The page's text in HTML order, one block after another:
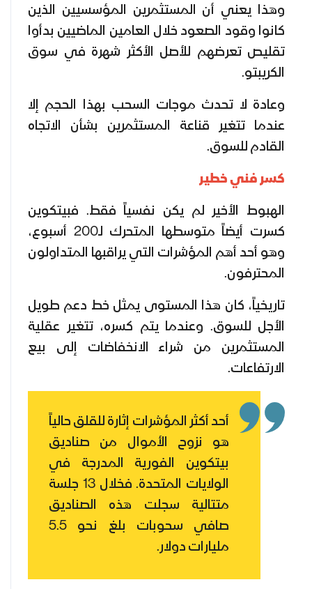
وهذا يعني أن المستثمرين المؤسسيين الذين
كانوا وقود الصعود خلال العامين الماضيين بدأوا
تقليص تعرضهم للأصل الأكثر شهرة في سوق
الكريبتو.
وعادة لا تحدث موجات السحب بهذا الحجم إلا
عندما تتغير قناعة المستثمرين بشأن الاتجاه
القادم للسوق.
كسر فني خطير
الهبوط الأخير لم يكن نفسياً فقط. فبيتكوين
كسرت أيضاً متوسطها المتحرك لـ200 أسبوع،
وهو أحد أهم المؤشرات التي يراقبها المتداولون
المحترفون.
تاريخياً، كان هذا المستوى يمثل خط دعم طويل
الأجل للسوق. وعندما يتم كسره، تتغير عقلية
المستثمرين من شراء الانخفاضات إلى بيع
الارتفاعات.
أحد أكثر المؤشرات إثارة للقلق حالياً
هو نزوح الأموال من صناديق
بيتكوين الفورية المدرجة في
الولايات المتحدة. فخلال 13 جلسة
متتالية سجلت هذه الصناديق
صافي سحوبات بلغ نحو 5.5
مليارات دولار.